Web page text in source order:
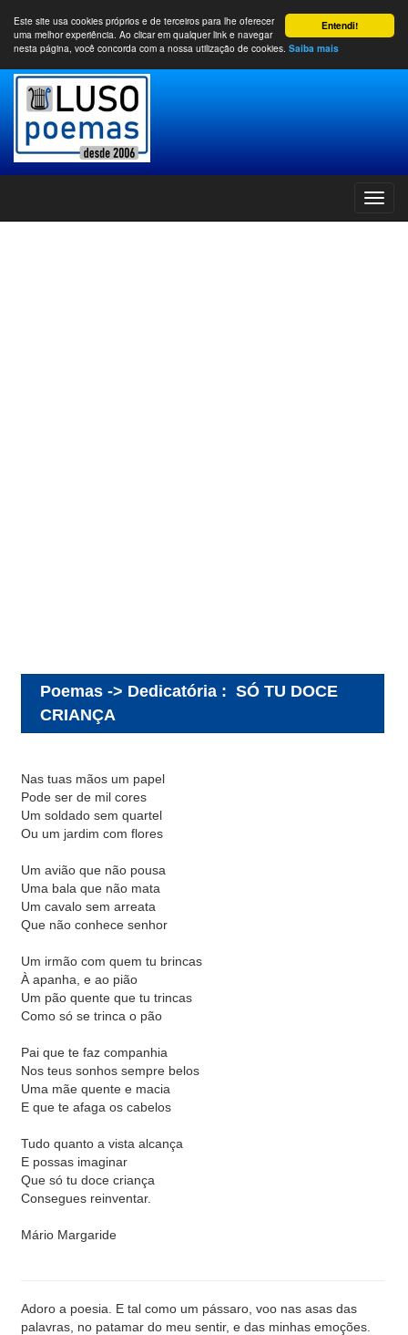
Entendi!
Este site usa cookies próprios e de terceiros para lhe oferecer
uma melhor experiência. Ao clicar em qualquer link e navegar
nesta página, você concorda com a nossa utilização de cookies. Saiba mais
Poemas -> Dedicatória : SÓ TU DOCE
CRIANÇA
Nas tuas mãos um papel
Pode ser de mil cores
Um soldado sem quartel
Ou um jardim com flores
Um avião que não pousa
Uma bala que não mata
Um cavalo sem arreata
Que não conhece senhor
Um irmão com quem tu brincas
À apanha, e ao pião
Um pão quente que tu trincas
Como só se trinca o pão
Pai que te faz companhia
Nos teus sonhos sempre belos
Uma mãe quente e macia
E que te afaga os cabelos
Tudo quanto a vista alcança
E possas imaginar
Que só tu doce criança
Consegues reinventar.
Mário Margaride
Adoro a poesia. E tal como um pássaro, voo nas asas das
palavras, no patamar do meu sentir, e das minhas emoções.